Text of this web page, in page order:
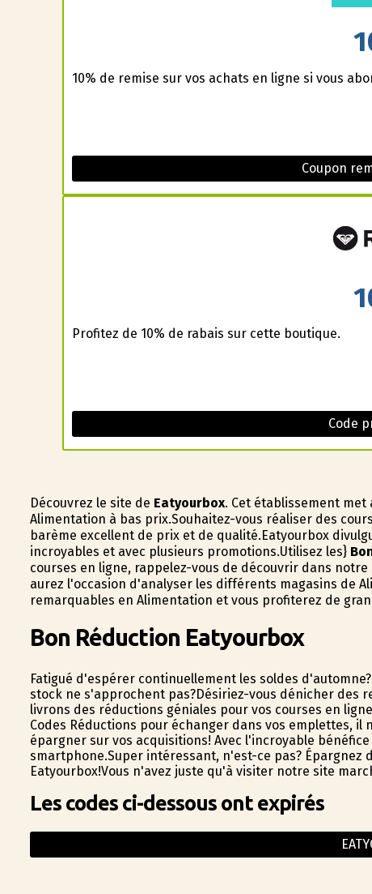
10% de remise sur vos achats en ligne si vous
Coupon
Profitez de 10% de rabais sur cette boutique.
Code
Découvrez le site de Eatyourbox. Cet établissement
Alimentation à bas prix.Souhaitez-vous réaliser des
barème excellent de prix et de qualité.Eatyourbox
incroyables et avec plusieurs promotions.Utilisez les}
courses en ligne, rappelez-vous de découvrir dans
aurez l'occasion d'analyser les différents magasins de
remarquables en Alimentation et vous profiterez de
Bon Réduction Eatyourbox
Fatigué d'espérer continuellement les soldes
stock ne s'approchent pas?Désiriez-vous dénicher des
livrons des réductions géniales pour vos courses en
Codes Réductions pour échanger dans vos emplettes,
épargner sur vos acquisitions! Avec l'incroyable
smartphone.Super intéressant, n'est-ce pas? Épargnez
Eatyourbox!Vous n'avez juste qu'à visiter notre site
Les codes ci-dessous ont expirés